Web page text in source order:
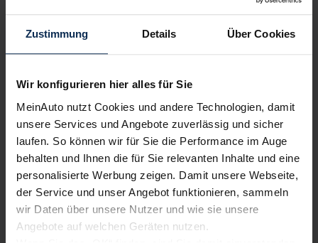
Zustimmung Details Über Cookies
Wir konfigurieren hier alles für Sie
MeinAuto nutzt Cookies und andere Technologien, damit
unsere Services und Angebote zuverlässig und sicher
laufen. So können wir für Sie die Performance im Auge
behalten und Ihnen die für Sie relevanten Inhalte und eine
personalisierte Werbung zeigen. Damit unsere Webseite,
der Service und unser Angebot funktionieren, sammeln
wir Daten über unsere Nutzer und wie sie unsere
Angebote auf welchen Geräten nutzen.
Verkauf startet in Kürze
Bald verfügbar
Nur deutsche Neuwagen, keine EU-Reimporte
Alle Zahlungsarten:Barkauf, Finanzierung, Leasing